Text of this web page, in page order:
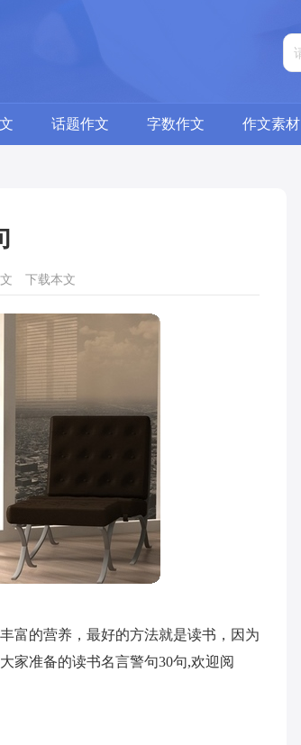
话题作文 字数作文 作文素材
下载本文
富的营养，最好的方法就是读书，因为
家准备的读书名言警句30句,欢迎阅